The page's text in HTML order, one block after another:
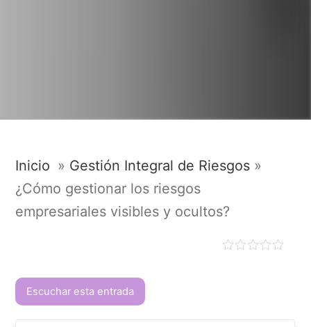
Inicio » Gestión Integral de Riesgos »
¿Cómo gestionar los riesgos
empresariales visibles y ocultos?
Escuchar esta entrada